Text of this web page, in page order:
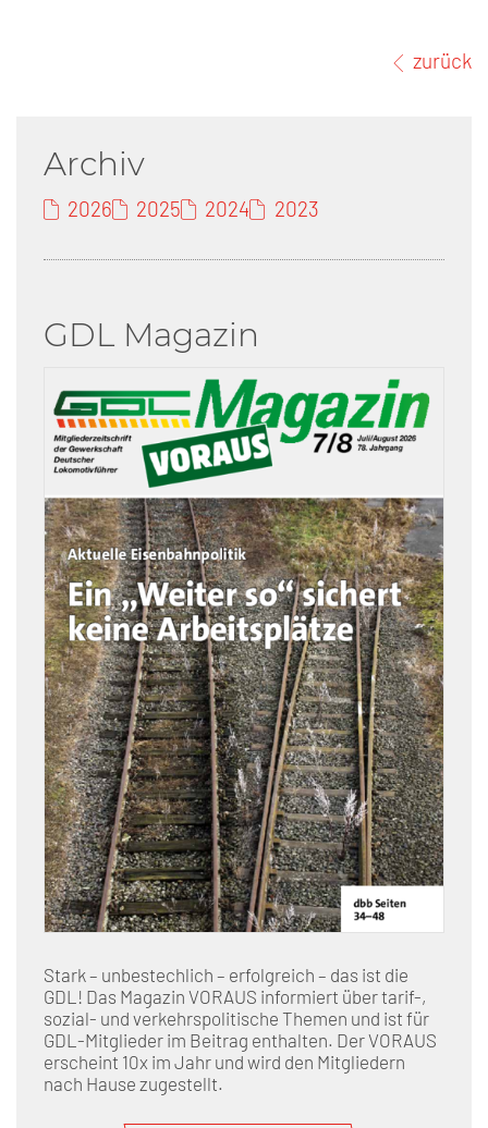
zurück
Archiv
2026 2025 2024 2023
GDL Magazin
Stark – unbestechlich – erfolgreich – das ist die
GDL! Das Magazin VORAUS informiert über tarif-,
sozial- und verkehrspolitische Themen und ist für
GDL-Mitglieder im Beitrag enthalten. Der VORAUS
erscheint 10x im Jahr und wird den Mitgliedern
nach Hause zugestellt.